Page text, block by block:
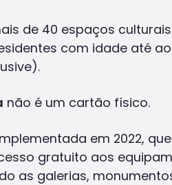
de 40 espaços
com idade até
não é um cartão físico.
em 2022,
gratuito aos
as galerias,